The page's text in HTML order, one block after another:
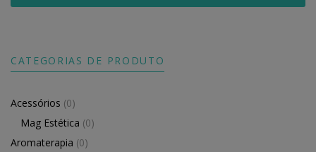
CATEGORIAS DE PRODUTO
Acessórios (0)
Mag Estética (0)
Aromaterapia (0)